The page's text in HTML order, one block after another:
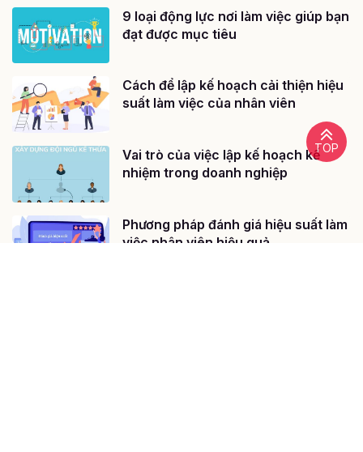
9 loại động lực nơi làm việc giúp bạn
đạt được mục tiêu
Cách để lập kế hoạch cải thiện hiệu
suất làm việc của nhân viên
Vai trò của việc lập kế hoạch kế
nhiệm trong doanh nghiệp
Phương pháp đánh giá hiệu suất làm
việc nhân viên hiệu quả
TOP